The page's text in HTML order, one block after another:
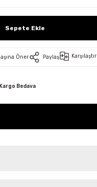
Sepete Ekle
Öner Paylaş Karşılaştır
Kargo Bedava